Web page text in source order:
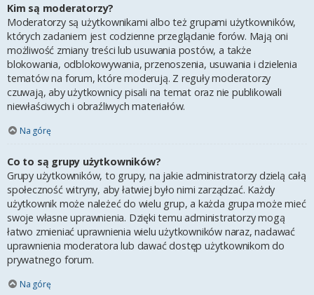
Kim są moderatorzy?
Moderatorzy są użytkownikami albo też grupami użytkowników,
których zadaniem jest codzienne przeglądanie forów. Mają oni
możliwość zmiany treści lub usuwania postów, a także
blokowania, odblokowywania, przenoszenia, usuwania i dzielenia
tematów na forum, które moderują. Z reguły moderatorzy
czuwają, aby użytkownicy pisali na temat oraz nie publikowali
niewłaściwych i obraźliwych materiałów.
Na górę
Co to są grupy użytkowników?
Grupy użytkowników, to grupy, na jakie administratorzy dzielą całą
społeczność witryny, aby łatwiej było nimi zarządzać. Każdy
użytkownik może należeć do wielu grup, a każda grupa może mieć
swoje własne uprawnienia. Dzięki temu administratorzy mogą
łatwo zmieniać uprawnienia wielu użytkowników naraz, nadawać
uprawnienia moderatora lub dawać dostęp użytkownikom do
prywatnego forum.
Na górę